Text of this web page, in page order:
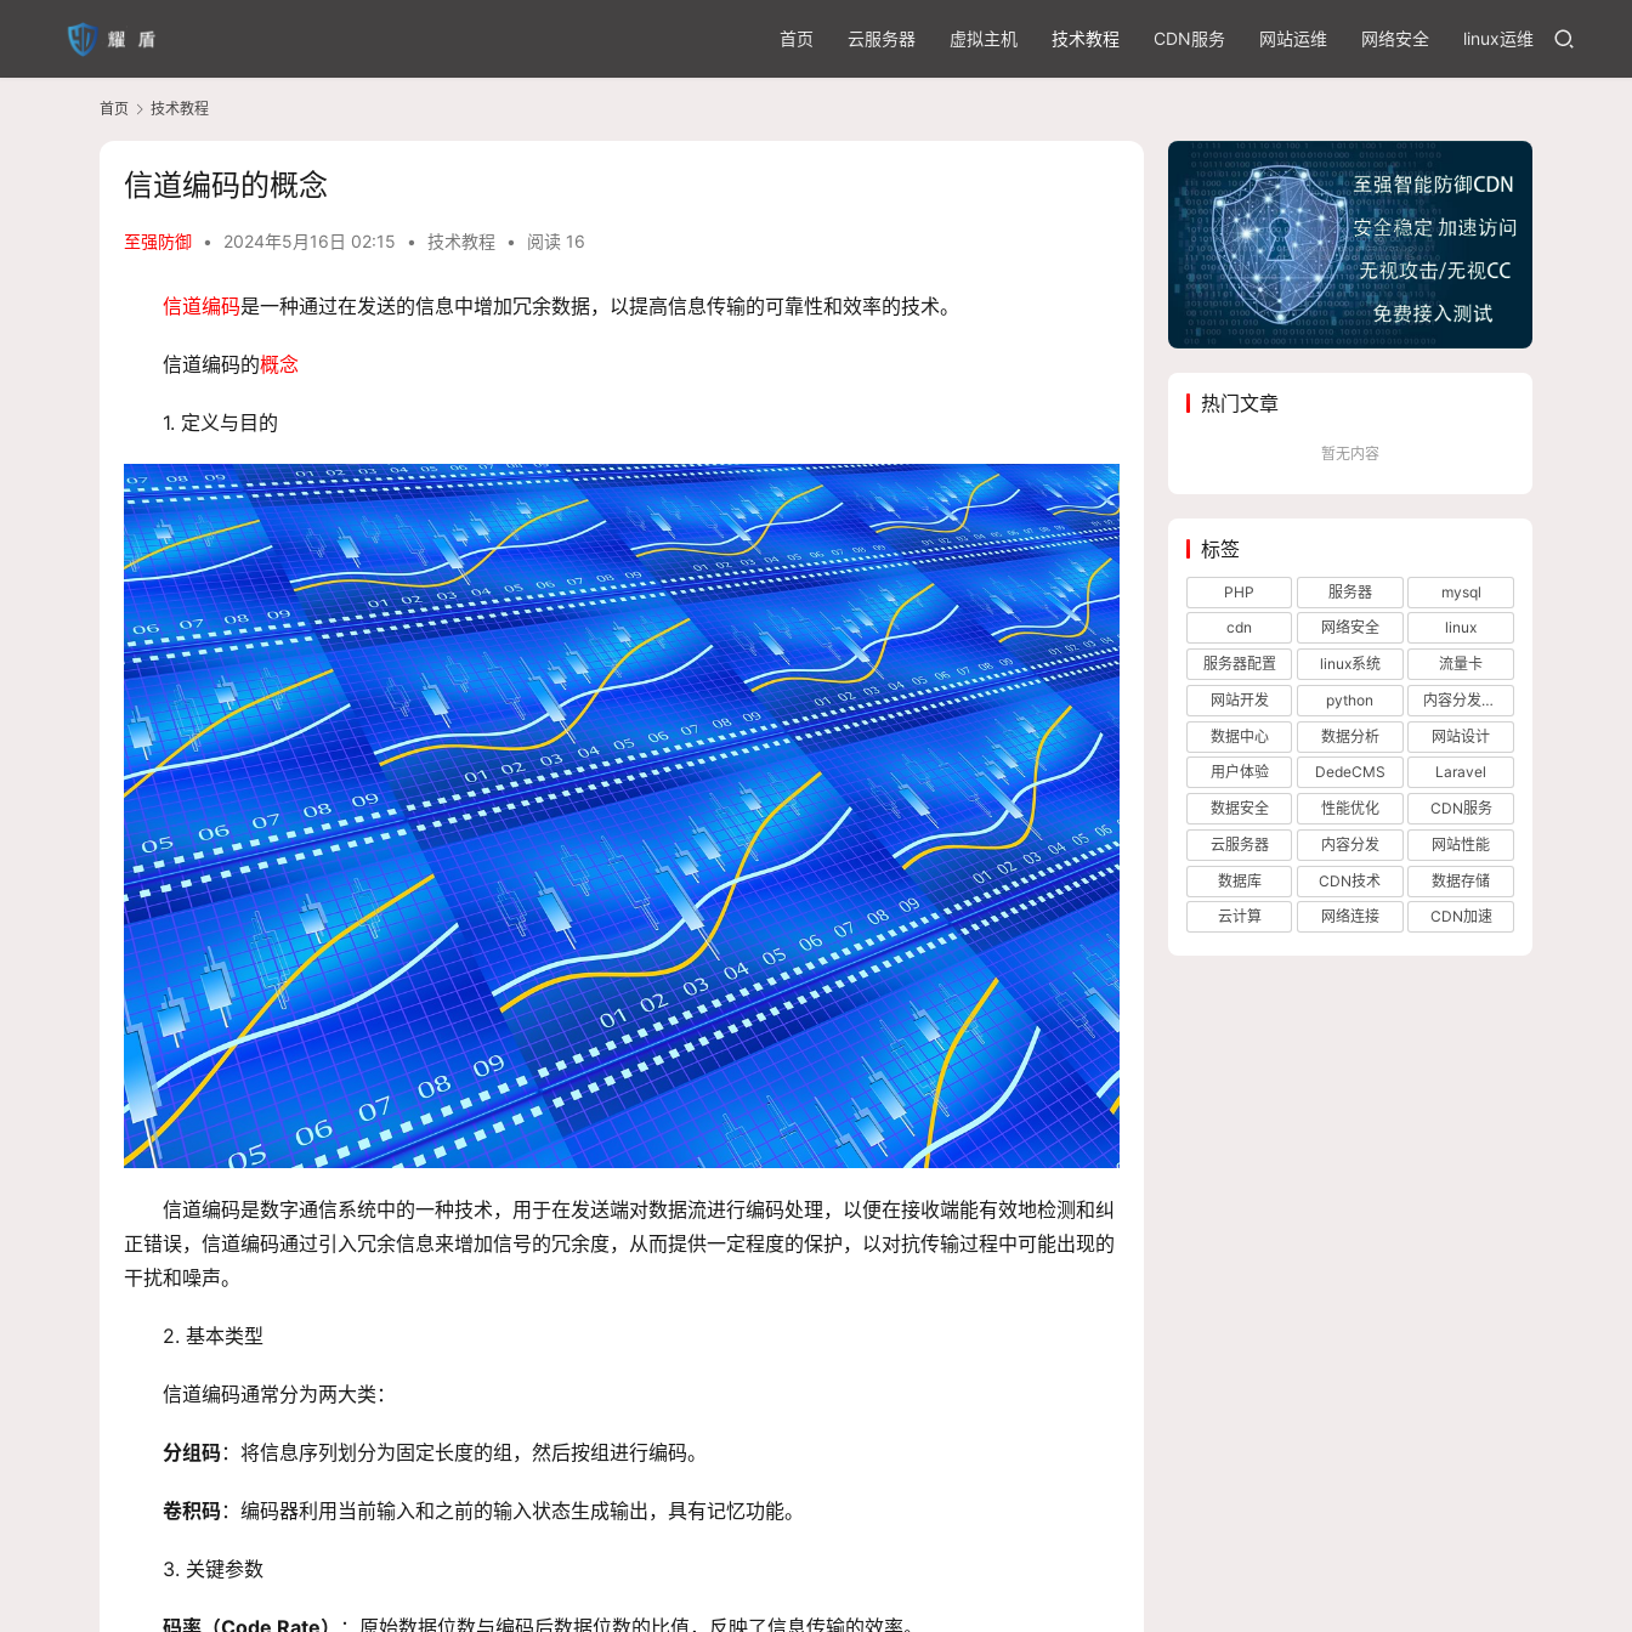
首页 云服务器 虚拟主机 技术教程 CDN服务 网站运维 网络安全 linux运维
首页 技术教程
信道编码的概念
至强防御 • 2024年5月16日 02:15 • 技术教程 • 阅读 16
信道编码是一种通过在发送的信息中增加冗余数据，以提高信息传输的可靠性和效率的技术。
信道编码的概念
1. 定义与目的
信道编码是数字通信系统中的一种技术，用于在发送端对数据流进行编码处理，以便在接收端能有效地检测和纠
正错误，信道编码通过引入冗余信息来增加信号的冗余度，从而提供一定程度的保护，以对抗传输过程中可能出现的
干扰和噪声。
2. 基本类型
信道编码通常分为两大类：
分组码：将信息序列划分为固定长度的组，然后按组进行编码。
卷积码：编码器利用当前输入和之前的输入状态生成输出，具有记忆功能。
3. 关键参数
码率（Code Rate） ：原始数据位数与编码后数据位数的比值，反映了信息传输的效率。
热门文章
暂无内容
标签
PHP 服务器
mysql
cdn
网络安全
linux
服务器配置
linux系统
流量卡
网站开发
python
内容分发网络
数据中心
数据分析
网站设计
用户体验
DedeCMS
Laravel
数据安全
性能优化
CDN服务
云服务器
内容分发
网站性能
数据库
CDN技术
数据存储
云计算
网络连接 CDN加速